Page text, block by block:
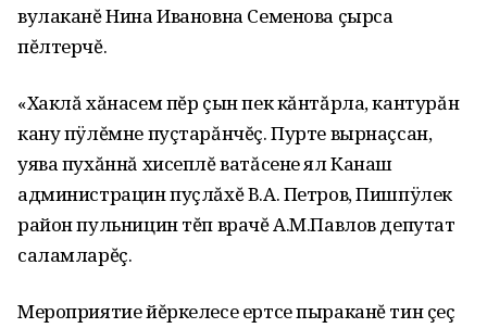
вулаканĕ Нина Ивановна Семенова çырса
пĕлтерчĕ.
«Хаклă хăнасем пĕр çын пек кăнтăрла‚ кантурăн
кану пÿлĕмне пуçтарăнчĕç. Пурте вырнаçсан,
уява пухăннă хисеплĕ ватăсене ял Канаш
администрацин пуçлăхĕ В.А. Петров, Пишпÿлек
район пульницин тĕп врачĕ А.М.Павлов депутат
саламларĕç.
Мероприятие йĕркелесе ертсе пыраканĕ тин çеç